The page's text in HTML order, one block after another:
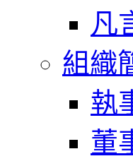
凡
組織
執
董